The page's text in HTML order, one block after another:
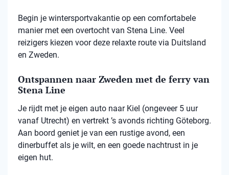
Begin je wintersportvakantie op een comfortabele
manier met een overtocht van Stena Line. Veel
reizigers kiezen voor deze relaxte route via Duitsland
en Zweden.
Ontspannen naar Zweden met de ferry van
Stena Line
Je rijdt met je eigen auto naar Kiel (ongeveer 5 uur
vanaf Utrecht) en vertrekt ’s avonds richting Göteborg.
Aan boord geniet je van een rustige avond, een
dinerbuffet als je wilt, en een goede nachtrust in je
eigen hut.